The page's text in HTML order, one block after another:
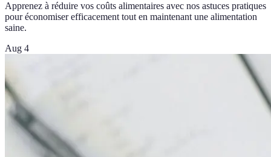
Apprenez à réduire vos coûts alimentaires avec nos astuces pratiques
pour économiser efficacement tout en maintenant une alimentation
saine.
Aug 4